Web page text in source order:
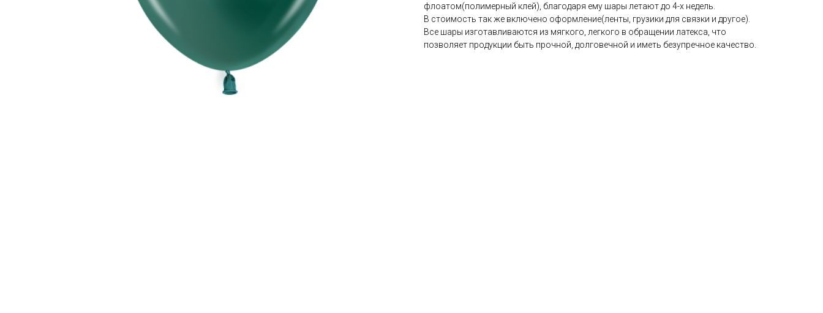
флоатом(полимерный клей), благодаря ему шары летают до 4-х недель.
В стоимость так же включено оформление(ленты, грузики для связки и другое).
Все шары изготавливаются из мягкого, легкого в обращении латекса, что
позволяет продукции быть прочной, долговечной и иметь безупречное качество.